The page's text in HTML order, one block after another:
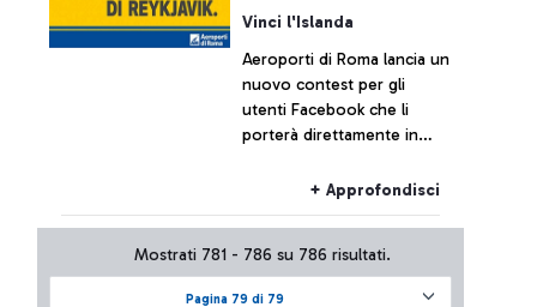
regolare.
Vinci l'Islanda
Aeroporti di Roma lancia un
nuovo contest per gli
utenti Facebook che li
porterà direttamente in
vedrà attivarsi il nuovo
collegamento diretto della
Vueling da Roma Fiumicino
+ Approfondisci
Pagina 79 di 79
Mostrati 781 - 786 su 786 risultati.